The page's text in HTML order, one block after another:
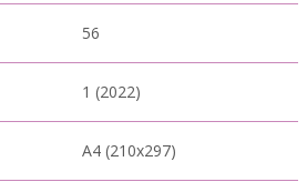
56
1 (2022)
A4 (210x297)